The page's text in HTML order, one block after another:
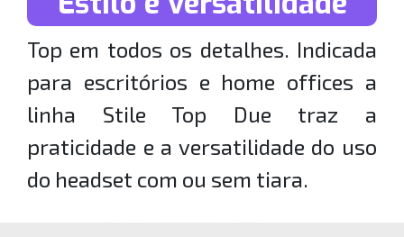
Top em todos os detalhes. Indicada
para escritórios e home offices a
linha Stile Top Due traz a
praticidade e a versatilidade do uso
do headset com ou sem tiara.